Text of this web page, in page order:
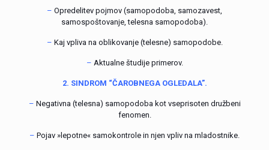
– Opredelitev pojmov (samopodoba, samozavest,
samospoštovanje, telesna samopodoba).
– Kaj vpliva na oblikovanje (telesne) samopodobe.
– Aktualne študije primerov.
2. SINDROM “ČAROBNEGA OGLEDALA”.
– Negativna (telesna) samopodoba kot vseprisoten družbeni
fenomen.
– Pojav »lepotne« samokontrole in njen vpliv na mladostnike.